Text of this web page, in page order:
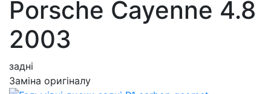
Porsche Cayenne 4.8
2003
задні
Заміна оригіналу